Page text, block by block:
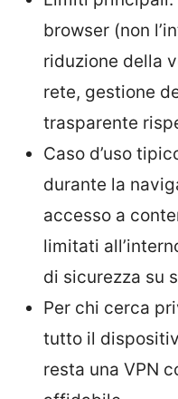
browser (non
riduzione della
rete, gestione
trasparente
Caso d’uso
durante la
accesso a
limitati
di sicurezza su
Per chi cerca
tutto il
resta una VPN